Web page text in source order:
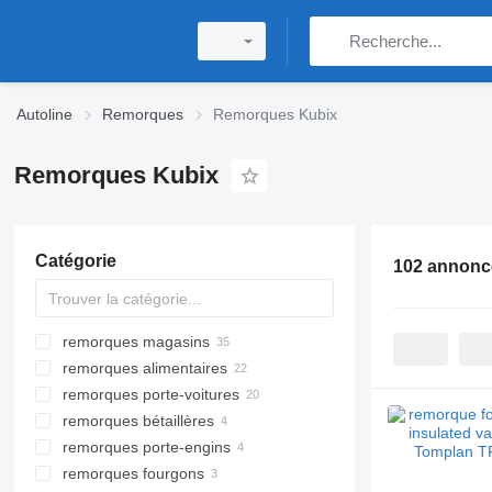
Autoline Remorques Remorques Kubix
Remorques Kubix
Catégorie
remorques magasins
remorques alimentaires
remorques porte-voitures
remorques bétaillères
remorques porte-engins
remorques fourgons
102